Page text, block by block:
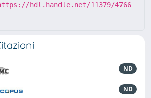
hdl.handle.net/11379/4766
ND
ND